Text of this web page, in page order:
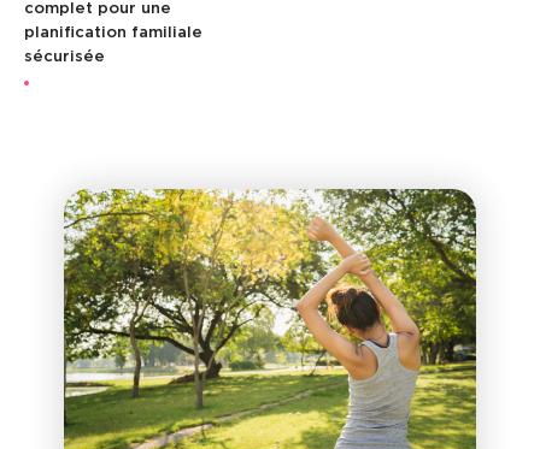
complet pour une
planification familiale
sécurisée